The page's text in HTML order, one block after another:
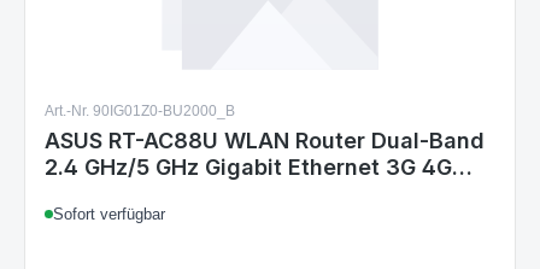
Art.-Nr. 90IG01Z0-BU2000_B
ASUS RT-AC88U WLAN Router Dual-Band
2.4 GHz/5 GHz Gigabit Ethernet 3G 4G
Sofort verfügbar